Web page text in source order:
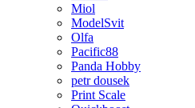
Miol
ModelSvit
Olfa
Pacific88
Panda Hobby
petr dousek
Print Scale